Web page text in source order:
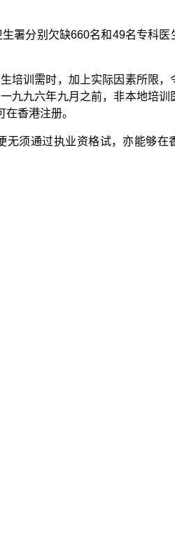
署分别欠缺660名和49名专科医
培训需时，加上实际因素所限，
九九六年九月之前，非本地培训
香港注册。
须通过执业资格试，亦能够在